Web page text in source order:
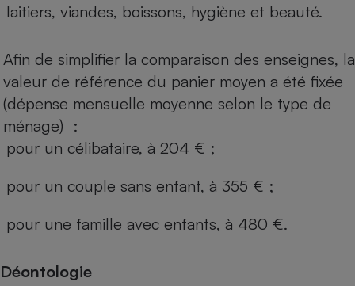
laitiers, viandes, boissons, hygiène et beauté.
Afin de simplifier la comparaison des enseignes, la
valeur de référence du panier moyen a été fixée
(dépense mensuelle moyenne selon le type de
ménage) :
pour un célibataire, à 204 € ;
pour un couple sans enfant, à 355 € ;
pour une famille avec enfants, à 480 €.
Déontologie